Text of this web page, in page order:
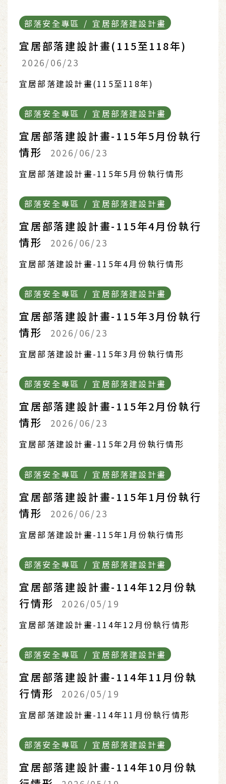
部落安全專區 / 宜居部落建設計畫
宜居部落建設計畫(115至118年)
2026/06/23
宜居部落建設計畫(115至118年)
部落安全專區 / 宜居部落建設計畫
宜居部落建設計畫-115年5月份執行
情形
2026/06/23
宜居部落建設計畫-115年5月份執行情形
部落安全專區 / 宜居部落建設計畫
宜居部落建設計畫-115年4月份執行
情形
2026/06/23
宜居部落建設計畫-115年4月份執行情形
部落安全專區 / 宜居部落建設計畫
宜居部落建設計畫-115年3月份執行
情形
2026/06/23
宜居部落建設計畫-115年3月份執行情形
部落安全專區 / 宜居部落建設計畫
宜居部落建設計畫-115年2月份執行
情形
2026/06/23
宜居部落建設計畫-115年2月份執行情形
部落安全專區 / 宜居部落建設計畫
宜居部落建設計畫-115年1月份執行
情形
2026/06/23
宜居部落建設計畫-115年1月份執行情形
部落安全專區 / 宜居部落建設計畫
宜居部落建設計畫-114年12月份執
行情形
2026/05/19
宜居部落建設計畫-114年12月份執行情形
部落安全專區 / 宜居部落建設計畫
宜居部落建設計畫-114年11月份執
行情形
2026/05/19
宜居部落建設計畫-114年11月份執行情形
部落安全專區 / 宜居部落建設計畫
宜居部落建設計畫-114年10月份執